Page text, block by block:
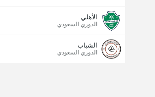
الأهلي
الدوري السعودي
الشباب
الدوري السعودي